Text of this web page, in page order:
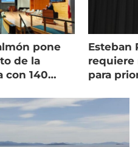
pone
de la
con 140
Esteban
requiere
para